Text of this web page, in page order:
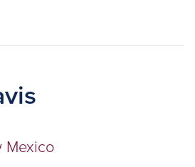
Mexico